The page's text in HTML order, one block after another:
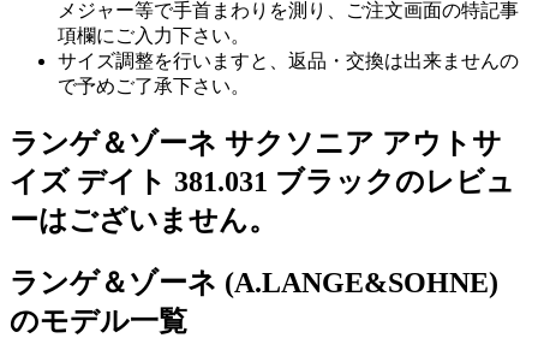
メジャー等で手首まわりを測り、ご注文画面の特記事
項欄にご入力下さい。
サイズ調整を行いますと、返品・交換は出来ませんの
で予めご了承下さい。
ランゲ＆ゾーネ サクソニア アウトサ
イズ デイト 381.031 ブラックのレビュ
ーはございません。
ランゲ＆ゾーネ (A.LANGE&SOHNE)
のモデル一覧